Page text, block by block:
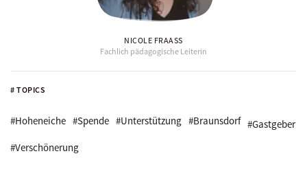
# TOPICS
#Hoheneiche #Spende #Unterstützung #Braunsdorf #Gastgeber
#Verschönerung
NICOLE FRAASS
Fachlich pädagogische Leiterin